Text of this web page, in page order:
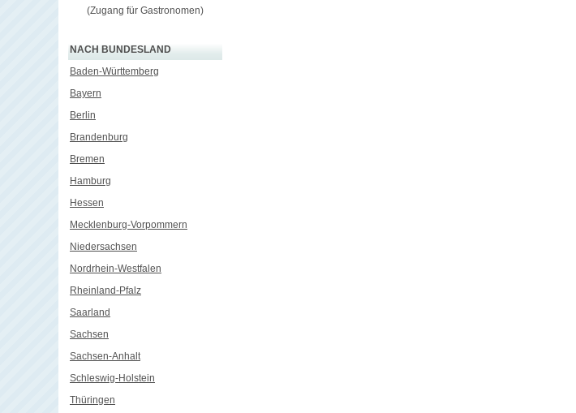
(Zugang für Gastronomen)
NACH BUNDESLAND
Baden-Württemberg
Bayern
Berlin
Brandenburg
Bremen
Hamburg
Hessen
Mecklenburg-Vorpommern
Niedersachsen
Nordrhein-Westfalen
Rheinland-Pfalz
Saarland
Sachsen
Sachsen-Anhalt
Schleswig-Holstein
Thüringen